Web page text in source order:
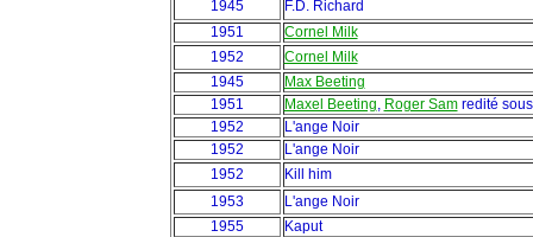
1945
F.D. Richard
1951
Cornel Milk
1952
Cornel Milk
1945
Max Beeting
1951
Maxel Beeting, Roger Samredité
1952
L'ange Noir
1952
L'ange Noir
1952
Kill him
1953
L'ange Noir
1955
Kaput